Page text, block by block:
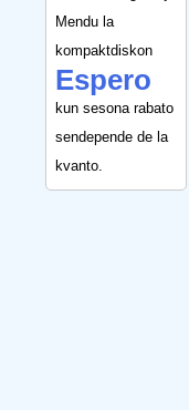
Mendu la
kompaktdiskon
Espero
kun sesona rabato
sendepende de la
kvanto.